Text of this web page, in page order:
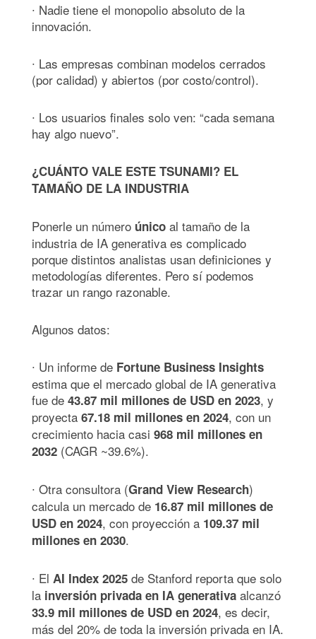
∙ Nadie tiene el monopolio absoluto de la
innovación.
∙ Las empresas combinan modelos cerrados
(por calidad) y abiertos (por costo/control).
∙ Los usuarios finales solo ven: “cada semana
hay algo nuevo”.
¿CUÁNTO VALE ESTE TSUNAMI? EL
TAMAÑO DE LA INDUSTRIA
Ponerle un número único al tamaño de la
industria de IA generativa es complicado
porque distintos analistas usan definiciones y
metodologías diferentes. Pero sí podemos
trazar un rango razonable.
Algunos datos:
∙ Un informe de Fortune Business Insights
estima que el mercado global de IA generativa
fue de 43.87 mil millones de USD en 2023, y
proyecta 67.18 mil millones en 2024, con un
crecimiento hacia casi 968 mil millones en
2032 (CAGR ~39.6%).
∙ Otra consultora (Grand View Research)
calcula un mercado de 16.87 mil millones de
USD en 2024, con proyección a 109.37 mil
millones en 2030.
∙ El AI Index 2025 de Stanford reporta que solo
la inversión privada en IA generativa alcanzó
33.9 mil millones de USD en 2024, es decir,
más del 20% de toda la inversión privada en IA.